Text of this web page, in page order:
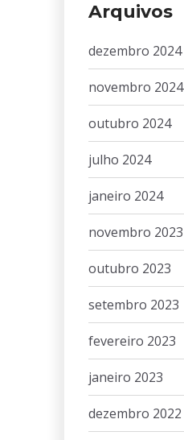
Arquivos
dezembro 2024
novembro 2024
outubro 2024
julho 2024
janeiro 2024
novembro 2023
outubro 2023
setembro 2023
fevereiro 2023
janeiro 2023
dezembro 2022